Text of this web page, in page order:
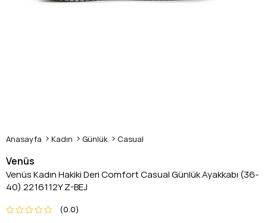
Anasayfa Kadın Günlük Casual
Venüs
Venüs Kadın Hakiki Deri Comfort Casual Günlük Ayakkabı (36-
40) 2216112Y Z-BEJ
0.0